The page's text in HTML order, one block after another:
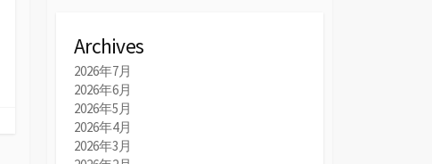
Archives
2026年7月
2026年6月
2026年5月
2026年4月
2026年3月